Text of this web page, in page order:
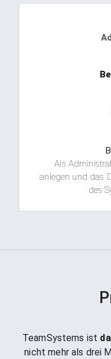
Als
anlegen und das
des
TeamSystems ist
nicht mehr als drei